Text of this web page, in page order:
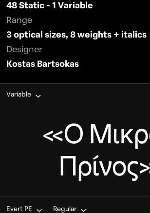
48 Static - 1 Variable
Range
3 optical sizes, 8 weights + italics
Designer
Kostas Bartsokas
Variable
«Ο
Evert PE Regular